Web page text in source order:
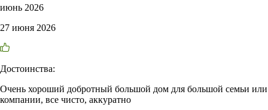
июнь 2026
27 июня 2026
Достоинства:
Очень хороший добротный большой дом для большой семьи или
компании, все чисто, аккуратно